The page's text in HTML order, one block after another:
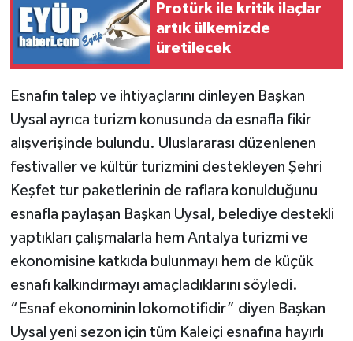
Protürk ile kritik ilaçlar
artık ülkemizde
üretilecek
Esnafın talep ve ihtiyaçlarını dinleyen Başkan
Uysal ayrıca turizm konusunda da esnafla fikir
alışverişinde bulundu. Uluslararası düzenlenen
festivaller ve kültür turizmini destekleyen Şehri
Keşfet tur paketlerinin de raflara konulduğunu
esnafla paylaşan Başkan Uysal, belediye destekli
yaptıkları çalışmalarla hem Antalya turizmi ve
ekonomisine katkıda bulunmayı hem de küçük
esnafı kalkındırmayı amaçladıklarını söyledi.
“Esnaf ekonominin lokomotifidir” diyen Başkan
Uysal yeni sezon için tüm Kaleiçi esnafına hayırlı